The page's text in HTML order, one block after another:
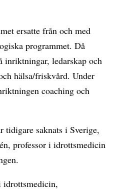
ersatte från och med
programmet. Då
inriktningar, ledarskap och
hälsa/friskvård. Under
coaching och
tidigare saknats i Sverige,
professor i idrottsmedicin
idrottsmedicin,